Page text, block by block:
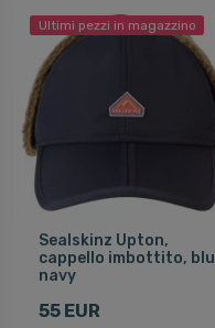
Ultimi pezzi in magazzino
Sealskinz Upton,
cappello imbottito, blu
navy
55 EUR